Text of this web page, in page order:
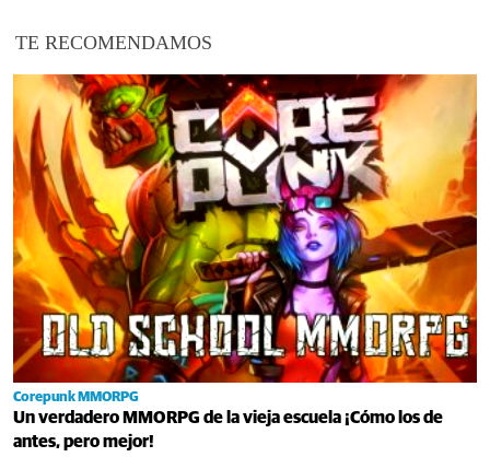
TE RECOMENDAMOS
Corepunk MMORPG
Un verdadero MMORPG de la vieja escuela ¡Cómo los de
antes, pero mejor!